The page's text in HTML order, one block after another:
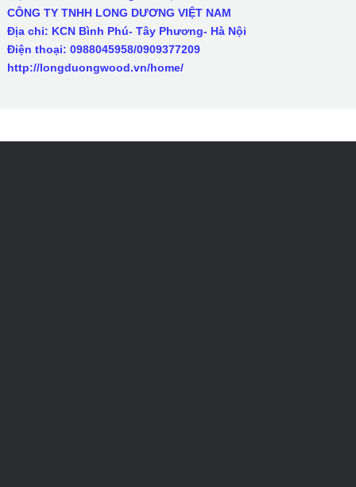
CÔNG TY TNHH LONG DƯƠNG VIỆT NAM
Địa chỉ: KCN Bình Phú- Tây Phương- Hà Nội
Điện thoại: 0988045958/0909377209
http://longduongwood.vn/home/